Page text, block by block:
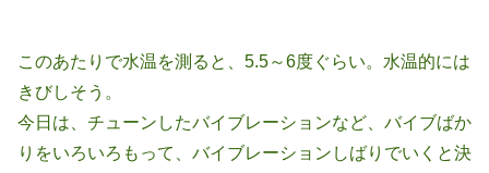
このあたりで水温を測ると、5.5～6度ぐらい。水温的には
きびしそう。
今日は、チューンしたバイブレーションなど、バイブばか
りをいろいろもって、バイブレーションしばりでいくと決